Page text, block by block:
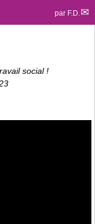
par F.D.
social !